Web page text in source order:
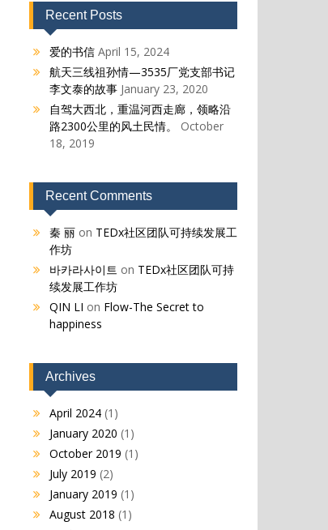
Recent Posts
爱的书信 April 15, 2024
航天三线祖孙情—3535厂党支部书记
李文泰的故事 January 23, 2020
自驾大西北，重温河西走廊，领略沿
路2300公里的风土民情。
October
18, 2019
Recent Comments
秦 丽on TEDx社区团队可持续发展工
作坊
바카라사이트 on TEDx社区团队可持
续发展工作坊
QIN LI on Flow-The Secret to
happiness
Archives
April 2024(1)
January 2020 (1)
October 2019 (1)
July 2019 (2)
January 2019 (1)
August 2018 (1)